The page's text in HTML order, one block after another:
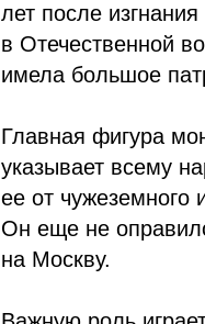
лет после
в Отечественной
имела большое
Главная фигура
указывает всему
ее от
Он еще не
на Москву.